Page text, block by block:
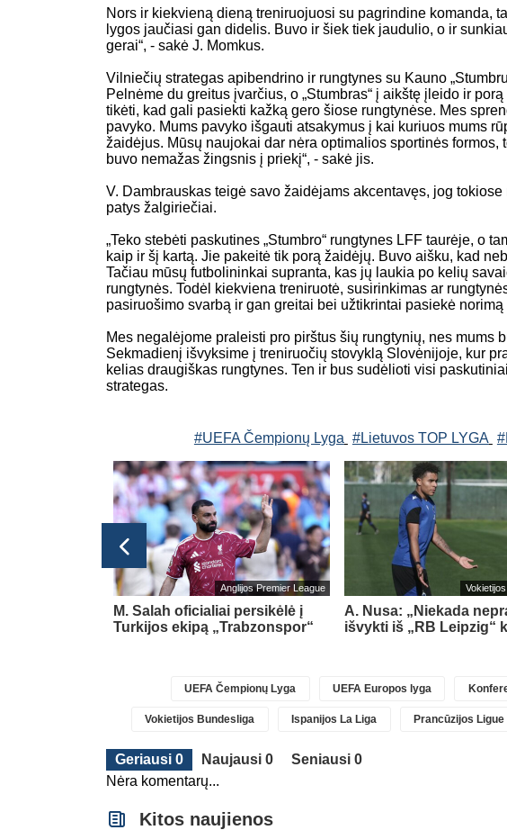
Nors ir kiekvieną dieną treniruojuosi su pagrindine komanda,
lygos jaučiasi gan didelis. Buvo ir šiek tiek jaudulio, o ir
gerai“, - sakė J. Momkus.
Vilniečių strategas apibendrino ir rungtynes su Kauno
Pelnėme du greitus įvarčius, o „Stumbras“ į aikštę įleido ir
tikėti, kad gali pasiekti kažką gero šiose rungtynėse. Mes
pavyko. Mums pavyko išgauti atsakymus į kai kuriuos mums
žaidėjus. Mūsų naujokai dar nėra optimalios sportinės
buvo nemažas žingsnis į priekį“, - sakė jis.
V. Dambrauskas teigė savo žaidėjams akcentavęs, jog
patys žalgiriečiai.
„Teko stebėti paskutines „Stumbro“ rungtynes LFF taurėje, o
kaip ir šį kartą. Jie pakeitė tik porą žaidėjų. Buvo aišku, kad
Tačiau mūsų futbolininkai supranta, kas jų laukia po kelių
rungtynės. Todėl kiekviena treniruotė, susirinkimas ar
pasiruošimo svarbą ir gan greitai bei užtikrintai pasiekė norimą
Mes negalėjome praleisti pro pirštus šių rungtynių, nes mums
Sekmadienį išvyksime į treniruočių stovyklą Slovėnijoje, kur
kelias draugiškas rungtynes. Ten ir bus sudėlioti visi
strategas.
#UEFA Čempionų Lyga #Lietuvos TOP LYGA
Anglijos Premier League
M. Salah oficialiai persikėlė į
Turkijos ekipą „Trabzonspor“
A. Nusa: „Niekada
išvykti iš „RB Leipzig“
UEFA Čempionų Lyga UEFA Europos lyga
Vokietijos Bundesliga Ispanijos La Liga Prancūzijos Ligue
Geriausi 0 Naujausi 0
Seniausi 0
Nėra komentarų...
Kitos naujienos